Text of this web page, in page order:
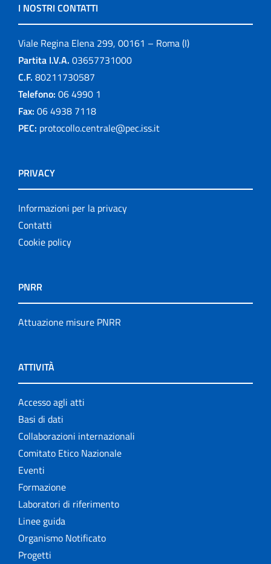
I NOSTRI CONTATTI
Viale Regina Elena 299, 00161 – Roma (I)
Partita I.V.A. 03657731000
C.F. 80211730587
Telefono: 06 4990 1
Fax: 06 4938 7118
PEC: protocollo.centrale@pec.iss.it
PRIVACY
Informazioni per la privacy
Contatti
Cookie policy
PNRR
Attuazione misure PNRR
ATTIVITÀ
Accesso agli atti
Basi di dati
Collaborazioni internazionali
Comitato Etico Nazionale
Eventi
Formazione
Laboratori di riferimento
Linee guida
Organismo Notificato
Progetti